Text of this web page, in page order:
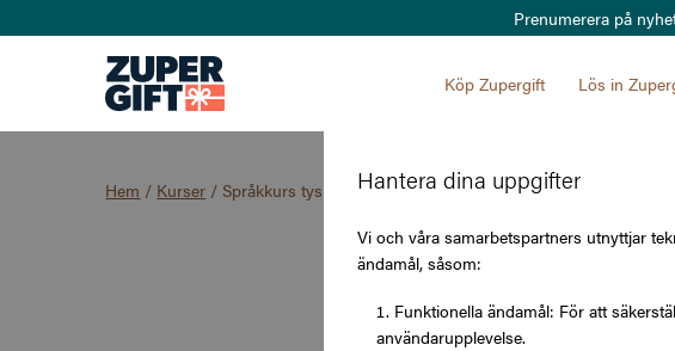
Hantera dina uppgifter
Vi och våra samarbetspartners utnyttjar
ändamål, såsom:
Funktionella ändamål: För att
användarupplevelse.
Prenumerera på
Köp Zupergift Lös in
Hem / Kurser /Språkkurs tyska